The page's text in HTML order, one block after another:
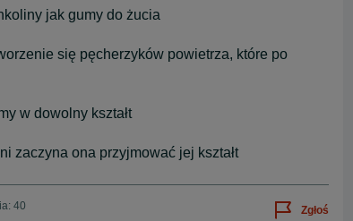
jak gumy do żucia
się pęcherzyków powietrza, które po
w dowolny kształt
zaczyna ona przyjmować jej kształt
40 Zgłoś